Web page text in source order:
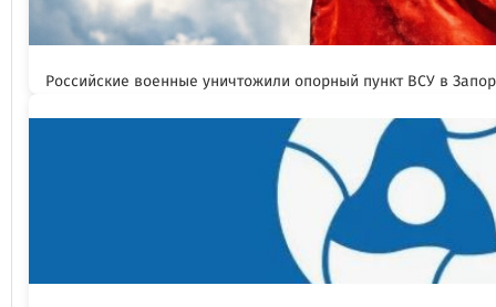
Российские военные уничтожили опорный пункт ВСУ в